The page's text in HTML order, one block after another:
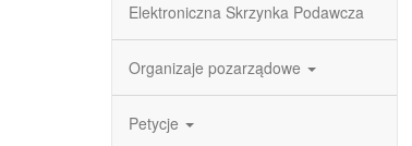
Elektroniczna Skrzynka Podawcza
Organizaje pozarządowe
Petycje